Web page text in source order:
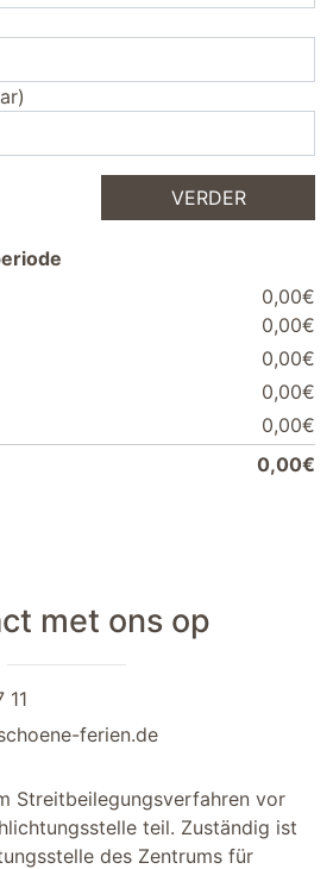
VERDER
0,00€
0,00€
0,00€
0,00€
0,00€
0,00€
met ons op
11
ferien.de
Streitbeilegungsverfahren vor
teil. Zuständig ist
des Zentrums für